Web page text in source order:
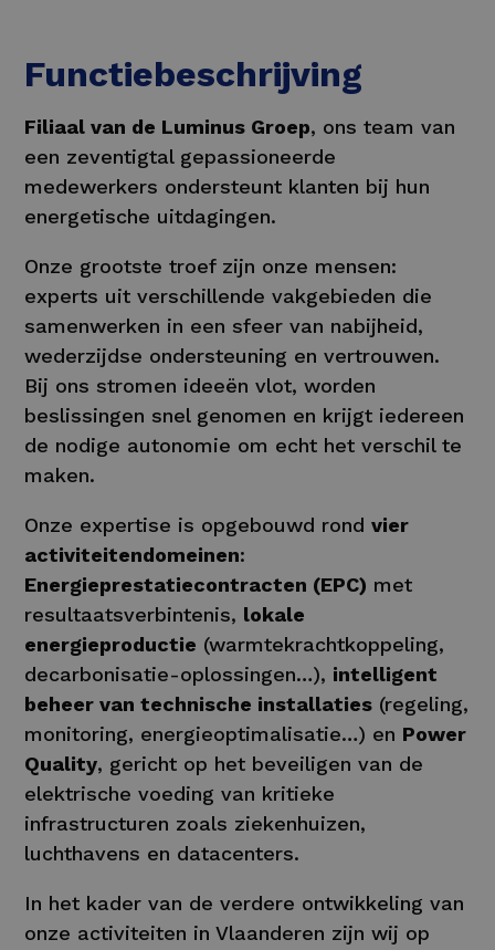
Functiebeschrijving
Filiaal van de Luminus Groep, ons team van
een zeventigtal gepassioneerde
medewerkers ondersteunt klanten bij hun
energetische uitdagingen.
Onze grootste troef zijn onze mensen:
experts uit verschillende vakgebieden die
samenwerken in een sfeer van nabijheid,
wederzijdse ondersteuning en vertrouwen.
Bij ons stromen ideeën vlot, worden
beslissingen snel genomen en krijgt iedereen
de nodige autonomie om echt het verschil te
maken.
Onze expertise is opgebouwd rondvier
activiteitendomeinen:
Energieprestatiecontracten (EPC) met
resultaatsverbintenis, lokale
energieproductie (warmtekrachtkoppeling,
decarbonisatie-oplossingen…), intelligent
beheer van technische installaties (regeling,
monitoring, energieoptimalisatie…) en Power
Quality, gericht op het beveiligen van de
elektrische voeding van kritieke
infrastructuren zoals ziekenhuizen,
luchthavens en datacenters.
In het kader van de verdere ontwikkeling van
onze activiteiten in Vlaanderen zijn wij op